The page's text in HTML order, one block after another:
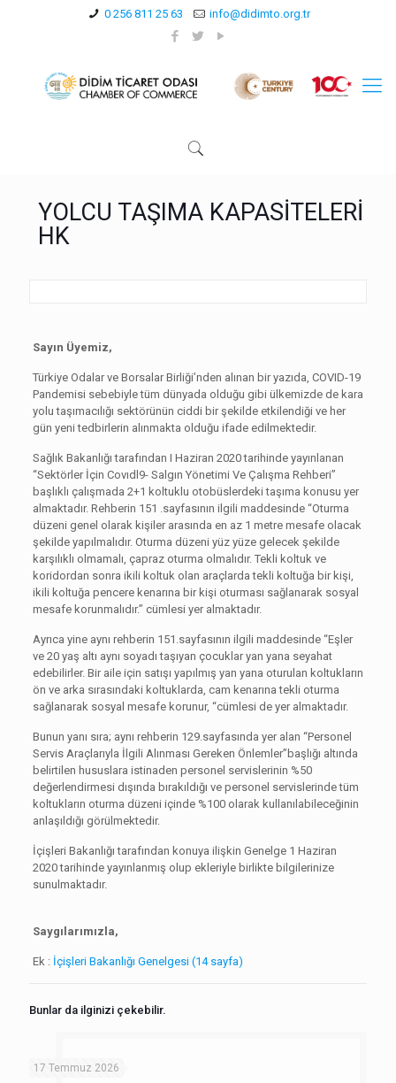
0 256 811 25 63 info@didimto.org.tr
YOLCU TAŞIMA KAPASİTELERİ
HK
Sayın Üyemiz,
Türkiye Odalar ve Borsalar Birliği’nden alınan bir yazıda, COVID-19
Pandemisi sebebiyle tüm dünyada olduğu gibi ülkemizde de kara
yolu taşımacılığı sektörünün ciddi bir şekilde etkilendiği ve her
gün yeni tedbirlerin alınmakta olduğu ifade edilmektedir.
Sağlık Bakanlığı tarafından I Haziran 2020 tarihinde yayınlanan
“Sektörler İçin Covıdl9- Salgın Yönetimi Ve Çalışma Rehberi”
başlıklı çalışmada 2+1 koltuklu otobüslerdeki taşıma konusu yer
almaktadır. Rehberin 151 .sayfasının ilgili maddesinde “Oturma
düzeni genel olarak kişiler arasında en az 1 metre mesafe olacak
şekilde yapılmalıdır. Oturma düzeni yüz yüze gelecek şekilde
karşılıklı olmamalı, çapraz oturma olmalıdır. Tekli koltuk ve
koridordan sonra ikili koltuk olan araçlarda tekli koltuğa bir kişi,
ikili koltuğa pencere kenarına bir kişi oturması sağlanarak sosyal
mesafe korunmalıdır.” cümlesi yer almaktadır.
Ayrıca yine aynı rehberin 151.sayfasının ilgili maddesinde “Eşler
ve 20 yaş altı aynı soyadı taşıyan çocuklar yan yana seyahat
edebilirler. Bir aile için satışı yapılmış yan yana oturulan koltukların
ön ve arka sırasındaki koltuklarda, cam kenarına tekli oturma
sağlanarak sosyal mesafe korunur, “cümlesi de yer almaktadır.
Bunun yanı sıra; aynı rehberin 129.sayfasında yer alan “Personel
Servis Araçlarıyla İlgili Alınması Gereken Önlemler”başlığı altında
belirtilen hususlara istinaden personel servislerinin %50
değerlendirmesi dışında bırakıldığı ve personel servislerinde tüm
koltukların oturma düzeni içinde %100 olarak kullanılabileceğinin
anlaşıldığı görülmektedir.
İçişleri Bakanlığı tarafından konuya ilişkin Genelge 1 Haziran
2020 tarihinde yayınlanmış olup ekleriyle birlikte bilgilerinize
sunulmaktadır.
Saygılarımızla,
Ek : İçişleri Bakanlığı Genelgesi (14 sayfa)
Bunlar da ilginizi çekebilir.
17 Temmuz 2026